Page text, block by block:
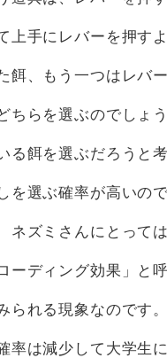
上手にレバーを押す
餌、もう一つはレバ
ちらを選ぶのでしょ
る餌を選ぶだろうと
を選ぶ確率が高いの
ネズミさんにとって
ーディング効果」
られる現象なのです
率は減少して大学生